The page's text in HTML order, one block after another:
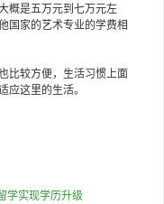
概是五万元到七万元左
国家的艺术专业的学费相
比较方便，生活习惯上面
应这里的生活。
学实现学历升级